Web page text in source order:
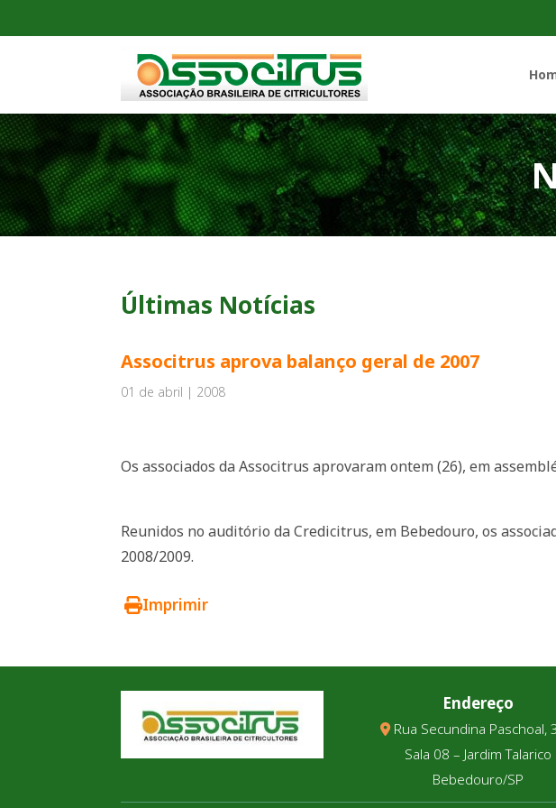
Últimas Notícias
Associtrus aprova balanço geral de 2007
01 de abril | 2008
Os associados da Associtrus aprovaram ontem (26), em
Reunidos no auditório da Credicitrus, em Bebedouro, os
2008/2009.
Imprimir
Endereço
Rua Secundina Paschoal,
Sala 08 – Jardim Talarico
Bebedouro/SP